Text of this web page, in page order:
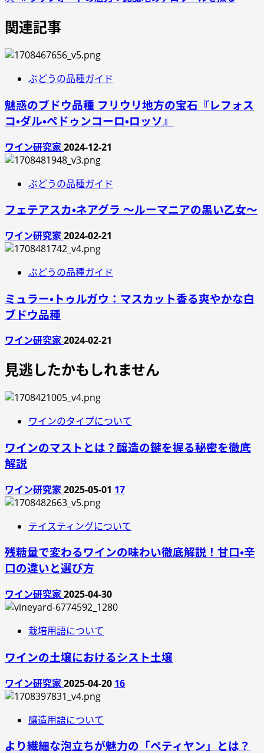
関連記事
ぶどうの品種ガイド
魅惑のブドウ品種 フリウリ地方の宝石『レフォス
コ・ダル・ペドゥンコーロ・ロッソ』
ワイン研究家2024-12-21
ぶどうの品種ガイド
フェテアスカ・ネアグラ ～ルーマニアの黒い乙女～
ワイン研究家2024-02-21
ぶどうの品種ガイド
ミュラー・トゥルガウ：マスカット香る爽やかな白
ブドウ品種
ワイン研究家2024-02-21
見逃したかもしれません
ワインのタイプについて
ワインのマストとは？醸造の鍵を握る秘密を徹底
解説
ワイン研究家2025-05-01 17
テイスティングについて
残糖量で変わるワインの味わい徹底解説！甘口・辛
口の違いと選び方
ワイン研究家2025-04-30
栽培用語について
ワインの土壌におけるシスト土壌
ワイン研究家2025-04-20 16
醸造用語について
より繊細な泡立ちが魅力の「ペティヤン」とは？